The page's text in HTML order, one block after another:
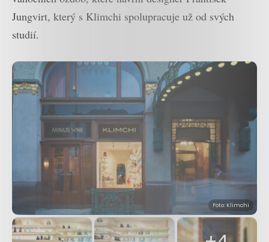
Jungvirt, který s Klimchi spolupracuje už od svých
studií.
Foto: Klimchi